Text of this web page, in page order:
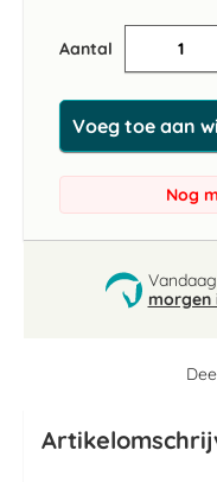
Aantal
Voeg toe aan
Nog
morgen